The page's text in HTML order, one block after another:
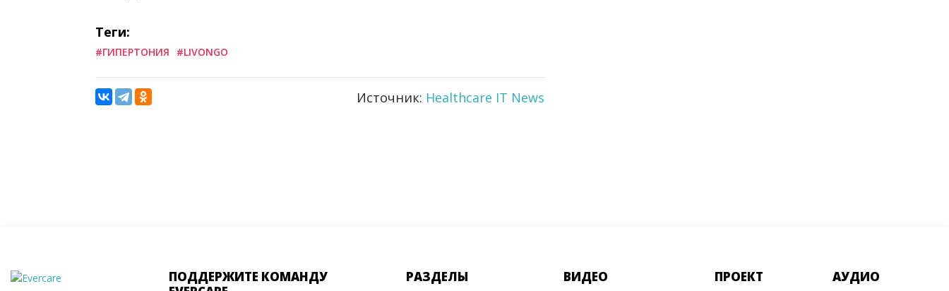
Теги:
#ГИПЕРТОНИЯ #LIVONGO
Источник: Healthcare IT News
ПОДДЕРЖИТЕ КОМАНДУ
РАЗДЕЛЫ ВИДЕО ПРОЕКТ АУДИО